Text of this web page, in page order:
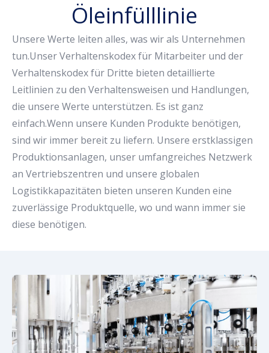
Öleinfülllinie
Unsere Werte leiten alles, was wir als Unternehmen
tun.Unser Verhaltenskodex für Mitarbeiter und der
Verhaltenskodex für Dritte bieten detaillierte
Leitlinien zu den Verhaltensweisen und Handlungen,
die unsere Werte unterstützen. Es ist ganz
einfach.Wenn unsere Kunden Produkte benötigen,
sind wir immer bereit zu liefern. Unsere erstklassigen
Produktionsanlagen, unser umfangreiches Netzwerk
an Vertriebszentren und unsere globalen
Logistikkapazitäten bieten unseren Kunden eine
zuverlässige Produktquelle, wo und wann immer sie
diese benötigen.